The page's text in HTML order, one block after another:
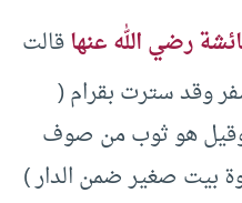
رضي الله عنهاقالت
وقد سترت بقرام (‏
وقيل هو ثوب من صوف
بيت صغير ضمن الدار )‏